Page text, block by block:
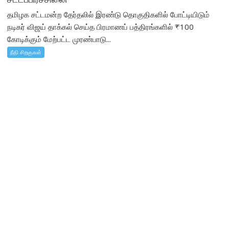
தமிழக சட்டமன்ற தேர்தலில் இரண்டு தொகுதிகளில் போட்டியிடும்
நடிகர் விஜய் தாக்கல் செய்த பிரமாணப் பத்திரங்களில் ₹100
கோடிக்கும் மேற்பட்ட முரண்பாடு...
நீதி சிறகுகள்